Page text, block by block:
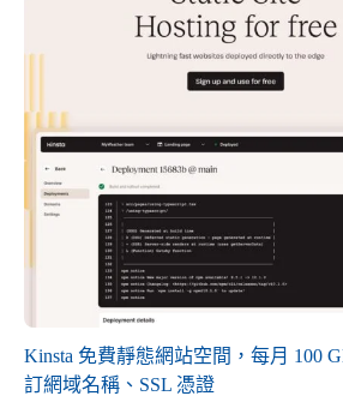
Kinsta 免費靜態網站空間，每月 100
訂網域名稱、SSL 憑證